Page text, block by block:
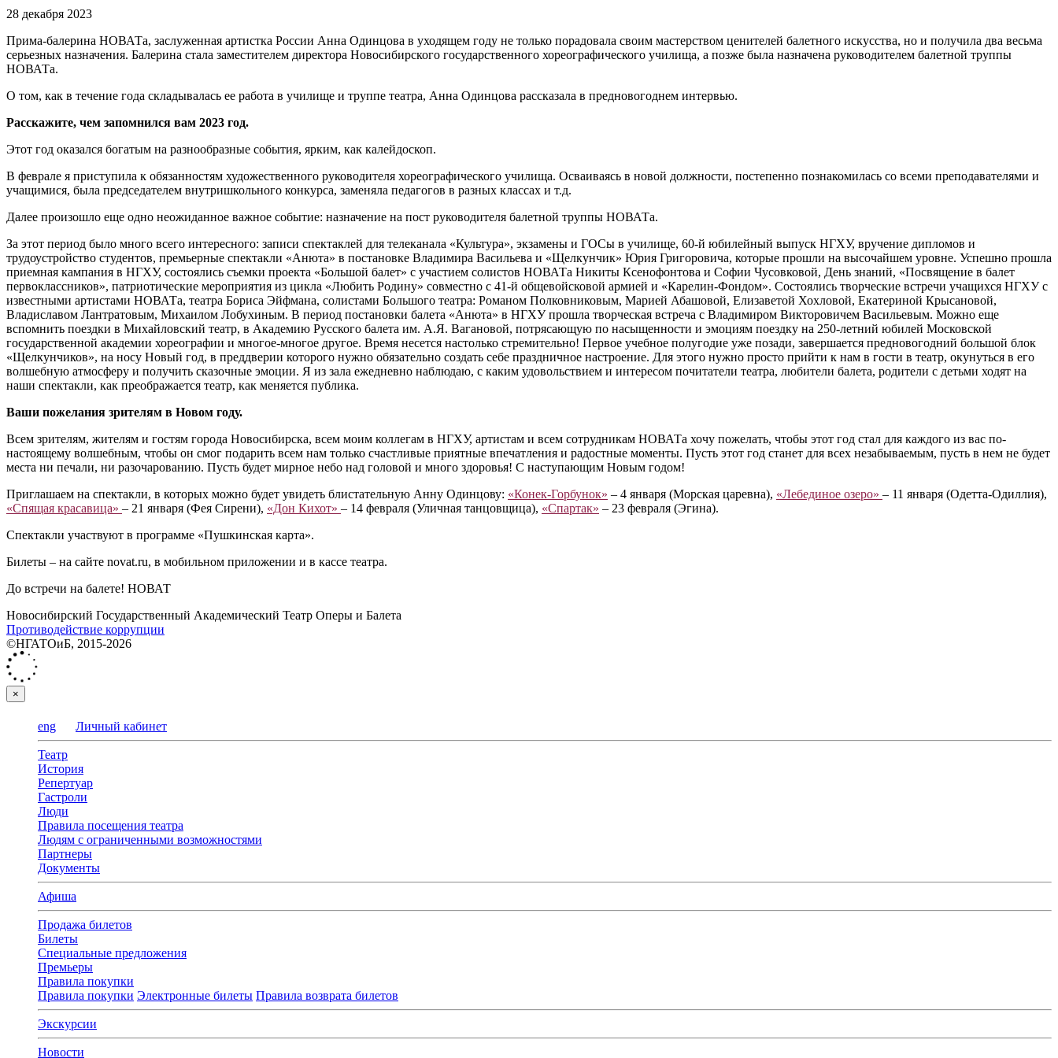
28 декабря 2023
Прима-балерина НОВАТа, заслуженная артистка России Анна Одинцова в уходящем году не только порадовала своим мастерством ценителей балетного искусства, но и получила два весьма
серьезных назначения. Балерина стала заместителем директора Новосибирского государственного хореографического училища, а позже была назначена руководителем балетной труппы
НОВАТа.
О том, как в течение года складывалась ее работа в училище и труппе театра, Анна Одинцова рассказала в предновогоднем интервью.
Расскажите, чем запомнился вам 2023 год.
Этот год оказался богатым на разнообразные события, ярким, как калейдоскоп.
В феврале я приступила к обязанностям художественного руководителя хореографического училища. Осваиваясь в новой должности, постепенно познакомилась со всеми преподавателями и
учащимися, была председателем внутришкольного конкурса, заменяла педагогов в разных классах и т.д.
Далее произошло еще одно неожиданное важное событие: назначение на пост руководителя балетной труппы НОВАТа.
За этот период было много всего интересного: записи спектаклей для телеканала «Культура», экзамены и ГОСы в училище, 60-й юбилейный выпуск НГХУ, вручение дипломов и
трудоустройство студентов, премьерные спектакли «Анюта» в постановке Владимира Васильева и «Щелкунчик» Юрия Григоровича, которые прошли на высочайшем уровне. Успешно прошла
приемная кампания в НГХУ, состоялись съемки проекта «Большой балет» с участием солистов НОВАТа Никиты Ксенофонтова и Софии Чусовковой, День знаний, «Посвящение в балет
первоклассников», патриотические мероприятия из цикла «Любить Родину» совместно с 41-й общевойсковой армией и «Карелин-Фондом». Состоялись творческие встречи учащихся НГХУ с
известными артистами НОВАТа, театра Бориса Эйфмана, солистами Большого театра: Романом Полковниковым, Марией Абашовой, Елизаветой Хохловой, Екатериной Крысановой,
Владиславом Лантратовым, Михаилом Лобухиным. В период постановки балета «Анюта» в НГХУ прошла творческая встреча с Владимиром Викторовичем Васильевым. Можно еще
вспомнить поездки в Михайловский театр, в Академию Русского балета им. А.Я. Вагановой, потрясающую по насыщенности и эмоциям поездку на 250-летний юбилей Московской
государственной академии хореографии и многое-многое другое. Время несется настолько стремительно! Первое учебное полугодие уже позади, завершается предновогодний большой блок
«Щелкунчиков», на носу Новый год, в преддверии которого нужно обязательно создать себе праздничное настроение. Для этого нужно просто прийти к нам в гости в театр, окунуться в его
волшебную атмосферу и получить сказочные эмоции. Я из зала ежедневно наблюдаю, с каким удовольствием и интересом почитатели театра, любители балета, родители с детьми ходят на
наши спектакли, как преображается театр, как меняется публика.
Ваши пожелания зрителям в Новом году.
Всем зрителям, жителям и гостям города Новосибирска, всем моим коллегам в НГХУ, артистам и всем сотрудникам НОВАТа хочу пожелать, чтобы этот год стал для каждого из вас по-
настоящему волшебным, чтобы он смог подарить всем нам только счастливые приятные впечатления и радостные моменты. Пусть этот год станет для всех незабываемым, пусть в нем не будет
места ни печали, ни разочарованию. Пусть будет мирное небо над головой и много здоровья! С наступающим Новым годом!
Приглашаем на спектакли, в которых можно будет увидеть блистательную Анну Одинцову: «Конек-Горбунок» – 4 января (Морская царевна), «Лебединое озеро» – 11 января (Одетта-Одиллия),
«Спящая красавица» – 21 января (Фея Сирени), «Дон Кихот» – 14 февраля (Уличная танцовщица), «Спартак» – 23 февраля (Эгина).
Спектакли участвуют в программе «Пушкинская карта».
Билеты – на сайте novat.ru, в мобильном приложении и в кассе театра.
До встречи на балете! НОВАТ
Новосибирский Государственный Академический Театр Оперы и Балета
Противодействие коррупции
©НГАТОиБ, 2015-2026
×
eng Личный кабинет
Театр
История
Репертуар
Гастроли
Люди
Правила посещения театра
Людям с ограниченными возможностями
Партнеры
Документы
Афиша
Продажа билетов
Билеты
Специальные предложения
Премьеры
Правила покупки
Правила покупки Электронные билеты Правила возврата билетов
Экскурсии
Новости